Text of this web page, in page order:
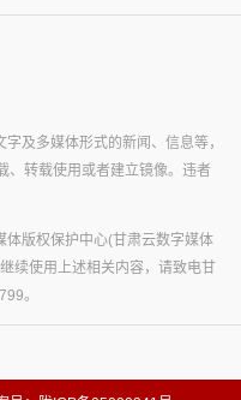
及多媒体形式的新闻、信息等，
、转载使用或者建立镜像。违者
版权保护中心(甘肃云数字媒体
续使用上述相关内容，请致电甘
。